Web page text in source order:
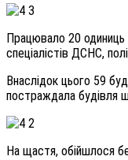
Працювало 20 одиниць
спеціалістів ДСНС,
Внаслідок цього 59
постраждала будівля
На щастя, обійшлося